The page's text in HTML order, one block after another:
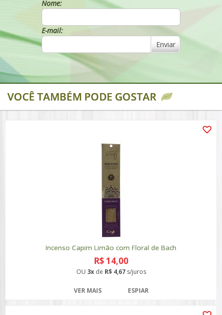
Nome:
E-mail:
Enviar
VOCÊ TAMBÉM PODE GOSTAR
Incenso Capim Limão com Floral de Bach
R$ 14,00
OU 3xde R$ 4,67s/juros
VER MAIS ESPIAR